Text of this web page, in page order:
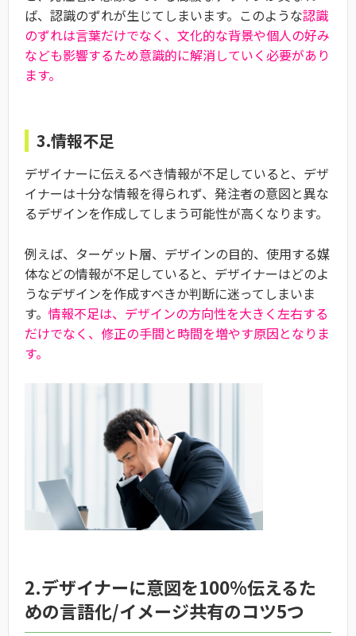
ば、認識のずれが生じてしまいます。このような認識
のずれは言葉だけでなく、文化的な背景や個人の好み
なども影響するため意識的に解消していく必要があり
ます。
3.情報不足
デザイナーに伝えるべき情報が不足していると、デザ
イナーは十分な情報を得られず、発注者の意図と異な
るデザインを作成してしまう可能性が高くなります。
例えば、ターゲット層、デザインの目的、使用する媒
体などの情報が不足していると、デザイナーはどのよ
うなデザインを作成すべきか判断に迷ってしまいま
す。 情報不足は、デザインの方向性を大きく左右する
だけでなく、修正の手間と時間を増やす原因となりま
す。
2.デザイナーに意図を100%伝えるた
めの言語化/イメージ共有のコツ5つ